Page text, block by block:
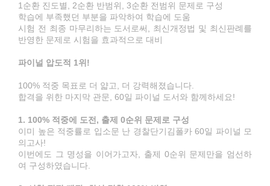
1순환 진도별, 2순환 반범위, 3순환 전범위 문제로 구성
학습에 부족했던 부분을 파악하여 학습에 도움
시험 전 최종 마무리하는 도서로써, 최신개정법 및 최신판례를
반영한 문제로 시험을 효과적으로 대비
파이널 압도적 1위!
100% 적중 목표로 더 얇고, 더 강력해졌습니다.
합격을 위한 마지막 관문, 60일 파이널 도서와 함께하세요!
1. 100% 적중에 도전, 출제 0순위 문제로 구성
이미 높은 적중률로 입소문 난 경찰단기김폴카 60일 파이널 모
의고사!
이번에도 그 명성을 이어가고자, 출제 0순위 문제만을 엄선하
여 구성하였습니다.